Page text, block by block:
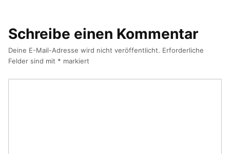
Schreibe einen Kommentar
Deine E-Mail-Adresse wird nicht veröffentlicht. Erforderliche
Felder sind mit * markiert